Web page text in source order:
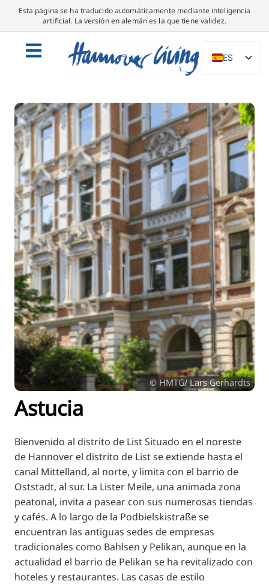
Esta página se ha traducido automáticamente mediante inteligencia
artificial. La versión en alemán es la que tiene validez.
ES
DE
NL
PL
IT
SV
FR
PT
FI
ZH
KO
JA
UK
BG
© HMTG/ Lars Gerhardts
Astucia
Bienvenido al distrito de List Situado en el noreste
de Hannover el distrito de List se extiende hasta el
canal Mittelland, al norte, y limita con el barrio de
Oststadt, al sur. La Lister Meile, una animada zona
peatonal, invita a pasear con sus numerosas tiendas
y cafés. A lo largo de la Podbielskistraße se
encuentran las antiguas sedes de empresas
tradicionales como Bahlsen y Pelikan, aunque en la
actualidad el barrio de Pelikan se ha revitalizado con
hoteles y restaurantes. Las casas de estilo